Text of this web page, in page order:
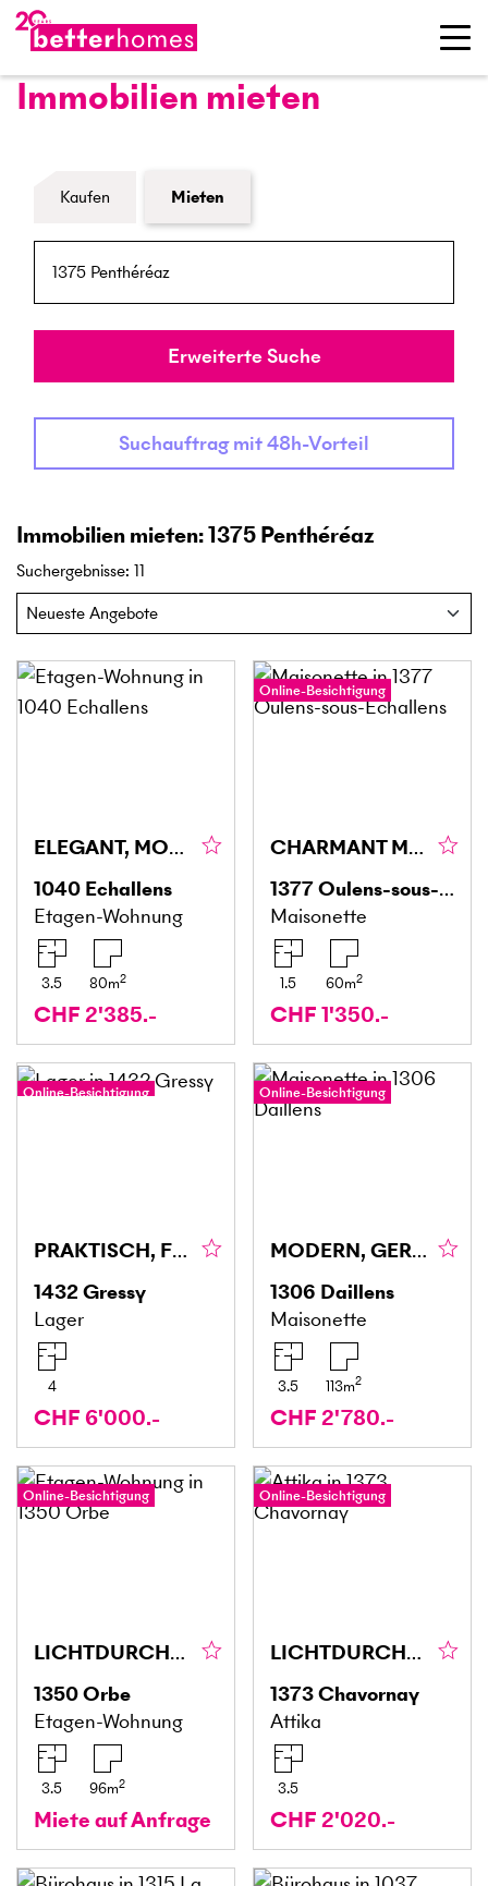
Immobilien mieten
Formular Immobiliensuche
Kaufen Mieten
Umkreis
Erweiterte Suche
Suchauftrag mit 48h-Vorteil
Immobilien mieten: 1375 Penthéréaz
Suchergebnisse: 11
ELEGANT, MODERN UND MINERGIE
1040 Echallens
Etagen-Wohnung
3.5 80m2
CHF 2'385.-
Online-Besichtigung
CHARMANT MÖBLIERTES DUPLEX
1377Oulens-sous-Echallens
Maisonette
1.5 60m2
CHF 1'350.-
Online-Besichtigung
PRAKTISCH, FLEXIBEL & IDEAL GELEGEN
1432Gressy
Lager
4
CHF 6'000.-
Online-Besichtigung
MODERN, GERÄUMIG UND AM RAND DER NATUR!
1306 Daillens
Maisonette
3.5 113m2
CHF 2'780.-
Online-Besichtigung
LICHTDURCHFLUTET, PRAKTISCH & EINLADEND
1350Orbe
Etagen-Wohnung
3.5 96m2
Miete auf Anfrage
Online-Besichtigung
LICHTDURCHFLUTET, RUHIG & MIT EXTRA-FLÄCHE
1373Chavornay
Attika
3.5
CHF 2'020.-